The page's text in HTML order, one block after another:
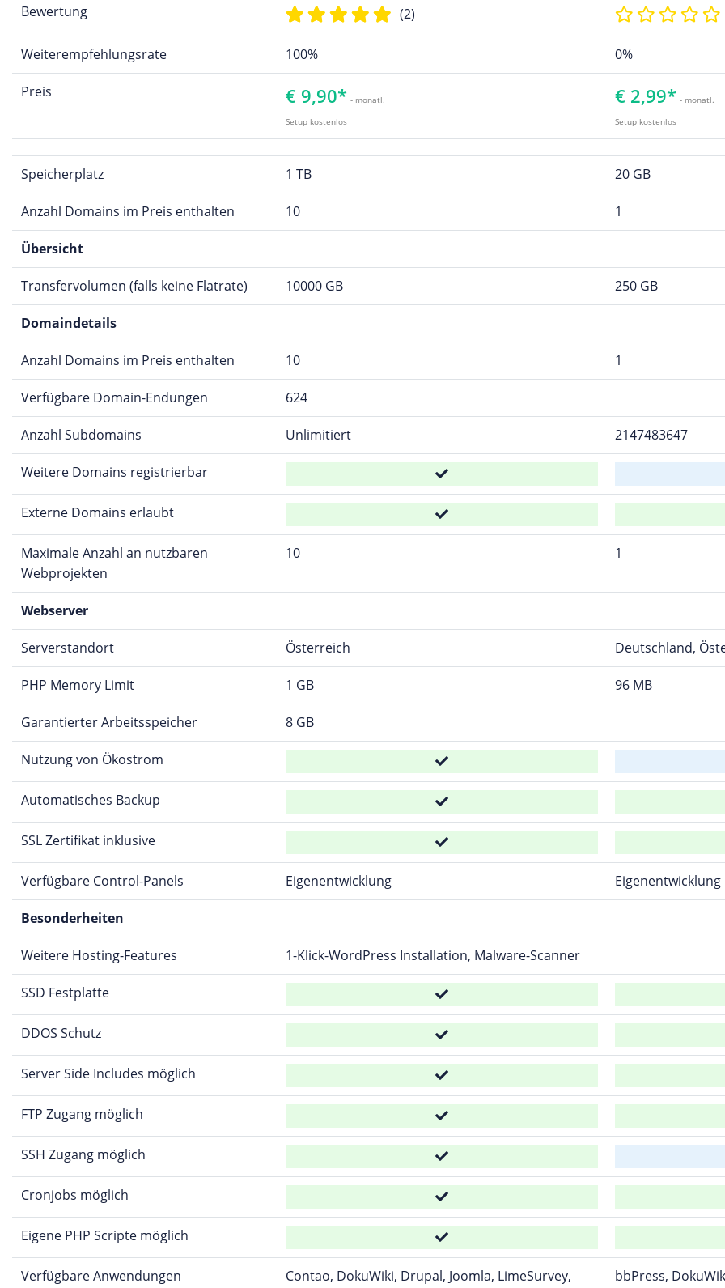
Bewertung (2)
Weiterempfehlungsrate 100% 0%
Preis € 9,90* - monatl.
Setup kostenlos
€ 2,99* - monatl.
Setup kostenlos
Speicherplatz 1 TB 20 GB
Anzahl Domains im Preis enthalten 10 1
Übersicht
Transfervolumen (falls keine Flatrate) 10000 GB 250 GB
Domaindetails
Anzahl Domains im Preis enthalten 10 1
Verfügbare Domain-Endungen 624
Anzahl Subdomains Unlimitiert 2147483647
Weitere Domains registrierbar
Externe Domains erlaubt
Maximale Anzahl an nutzbaren
Webprojekten
10 1
Webserver
Serverstandort Österreich Deutschland,
PHP Memory Limit 1 GB 96 MB
Garantierter Arbeitsspeicher 8 GB
Nutzung von Ökostrom
Automatisches Backup
SSL Zertifikat inklusive
Verfügbare Control-Panels Eigenentwicklung Eigenentwicklung
Besonderheiten
Weitere Hosting-Features 1-Klick-WordPress Installation, Malware-Scanner
SSD Festplatte
DDOS Schutz
Server Side Includes möglich
FTP Zugang möglich
SSH Zugang möglich
Cronjobs möglich
Eigene PHP Scripte möglich
Verfügbare Anwendungen
Contao, DokuWiki, Drupal, Joomla, LimeSurvey,
bbPress,